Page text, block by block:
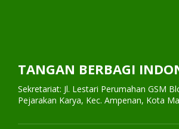
TANGAN BERBAGI
Sekretariat: Jl. Lestari Perumahan GSM
Pejarakan Karya, Kec. Ampenan, Kota